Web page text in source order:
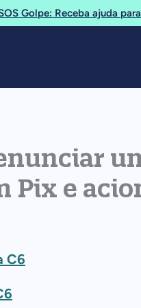
Golpe: Receba ajuda
Pix e
C6